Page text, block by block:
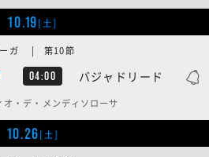
10.19[土]
04:00 バジャドリード
ーガ | 第10節
オ・デ・メンディソローサ
10.26[土]